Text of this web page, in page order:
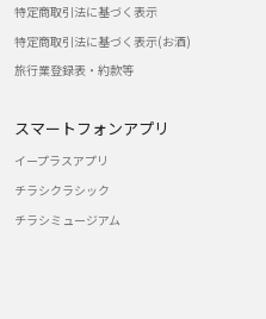
特定商取引法に基づく表示
特定商取引法に基づく表示(お酒)
旅行業登録表・約款等
スマートフォンアプリ
イープラスアプリ
チラシクラシック
チラシミュージアム